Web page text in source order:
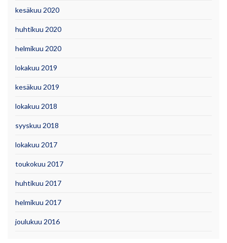
kesäkuu 2020
huhtikuu 2020
helmikuu 2020
lokakuu 2019
kesäkuu 2019
lokakuu 2018
syyskuu 2018
lokakuu 2017
toukokuu 2017
huhtikuu 2017
helmikuu 2017
joulukuu 2016